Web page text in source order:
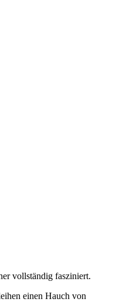
vollständig fasziniert.
einen Hauch von